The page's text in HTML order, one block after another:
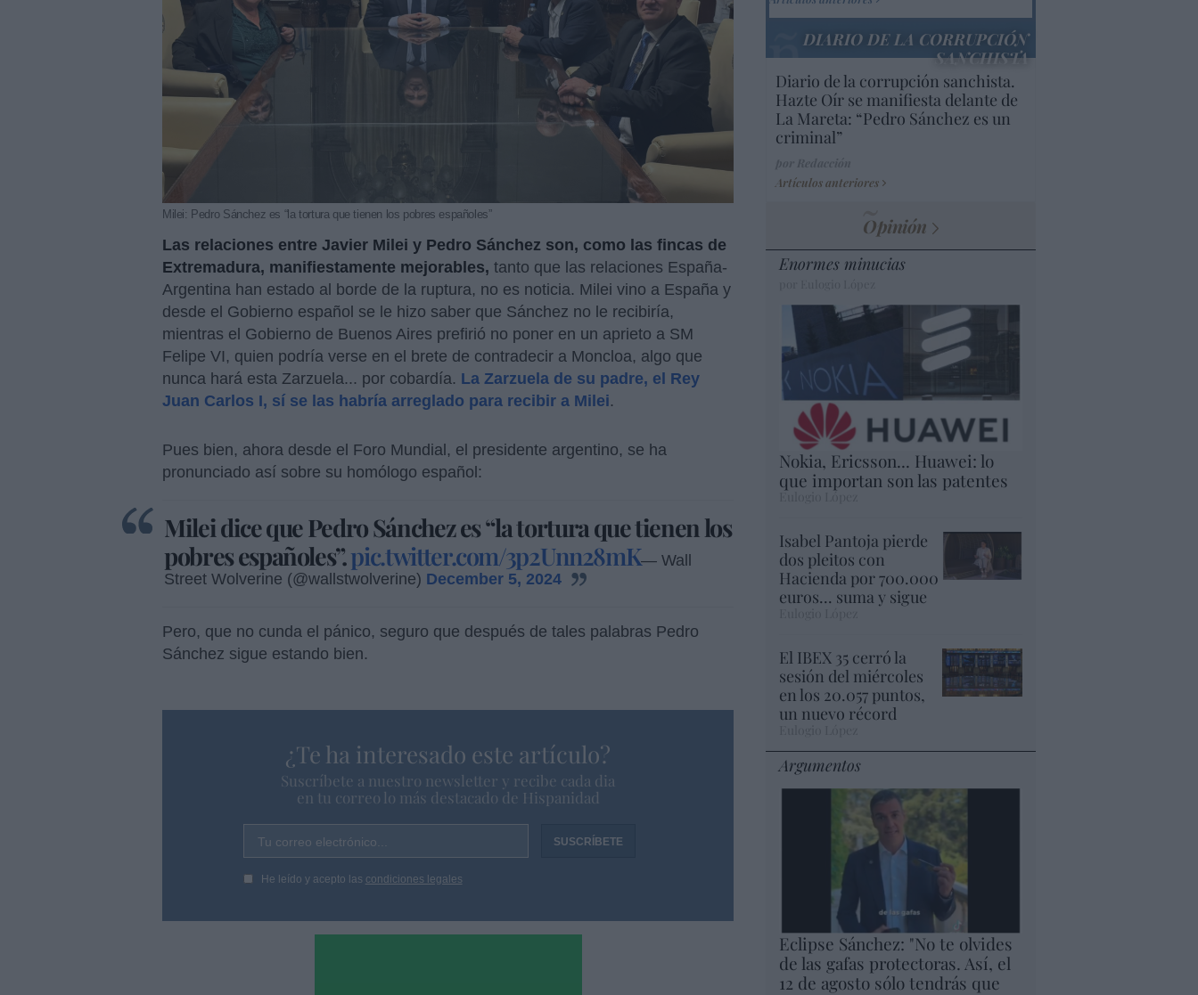
Milei: Pedro Sánchez es “la tortura que tienen los pobres españoles”
Las relaciones entre Javier Milei y Pedro Sánchez son, como las fincas de
Extremadura, manifiestamente mejorables, tanto que las relaciones España-
Argentina han estado al borde de la ruptura, no es noticia. Milei vino a España y
desde el Gobierno español se le hizo saber que Sánchez no le recibiría,
mientras el Gobierno de Buenos Aires prefirió no poner en un aprieto a SM
Felipe VI, quien podría verse en el brete de contradecir a Moncloa, algo que
nunca hará esta Zarzuela... por cobardía. La Zarzuela de su padre, el Rey
Juan Carlos I, sí se las habría arreglado para recibir a Milei.
Pues bien, ahora desde el Foro Mundial, el presidente argentino, se ha
pronunciado así sobre su homólogo español:
Milei dice que Pedro Sánchez es “la tortura que tienen los
pobres españoles”.pic.twitter.com/3p2Unn28mK— Wall
Street Wolverine (@wallstwolverine) December 5, 2024
Pero, que no cunda el pánico, seguro que después de tales palabras Pedro
Sánchez sigue estando bien.
¿Te ha interesado este artículo?
Suscríbete a nuestro newsletter y recibe cada dia
en tu correo lo más destacado de Hispanidad
Tu correo electrónico...
He leído y acepto las condiciones legales
DIARIO DE LA CORRUPCIÓN
SANCHISTA
Diario de la corrupción sanchista.
Hazte Oír se manifiesta delante de
La Mareta: “Pedro Sánchez es un
criminal”
Artículos anteriores
Opinión
Enormes minucias
Nokia, Ericsson... Huawei: lo
que importan son las patentes
Eulogio López
Isabel Pantoja pierde
dos pleitos con
Hacienda por 700.000
euros... suma y sigue
El IBEX 35 cerró la
sesión del miércoles
en los 20.057 puntos,
un nuevo récord
Argumentos
Eclipse Sánchez: "No te olvides
de las gafas protectoras. Así, el
12 de agosto sólo tendrás que